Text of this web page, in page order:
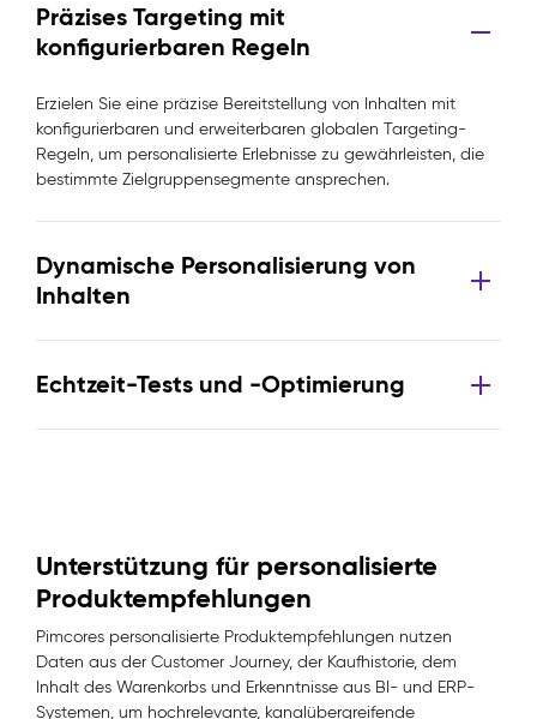
Präzises Targeting mit
konfigurierbaren Regeln
Erzielen Sie eine präzise Bereitstellung von Inhalten mit
konfigurierbaren und erweiterbaren globalen Targeting-
Regeln, um personalisierte Erlebnisse zu gewährleisten, die
bestimmte Zielgruppensegmente ansprechen.
Dynamische Personalisierung von
Inhalten
Echtzeit-Tests und -Optimierung
Unterstützung für personalisierte
Produktempfehlungen
Pimcores personalisierte Produktempfehlungen nutzen
Daten aus der Customer Journey, der Kaufhistorie, dem
Inhalt des Warenkorbs und Erkenntnisse aus BI- und ERP-
Systemen, um hochrelevante, kanalübergreifende